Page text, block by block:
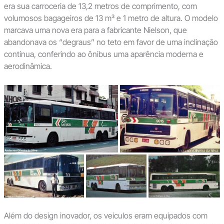
era sua carroceria de 13,2 metros de comprimento, com
volumosos bagageiros de 13 m³ e 1 metro de altura. O modelo
marcava uma nova era para a fabricante Nielson, que
abandonava os “degraus” no teto em favor de uma inclinação
contínua, conferindo ao ônibus uma aparência moderna e
aerodinâmica.
Além do design inovador, os veículos eram equipados com